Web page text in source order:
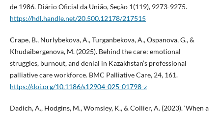
de 1986. Diário Oficial da União, Seção 1(119), 9273-9275.
https://hdl.handle.net/20.500.12178/217515
Crape, B., Nurlybekova, A., Turganbekova, A., Ospanova, G., &
Khudaibergenova, M. (2025). Behind the care: emotional
struggles, burnout, and denial in Kazakhstan’s professional
palliative care workforce. BMC Palliative Care, 24, 161.
https://doi.org/10.1186/s12904-025-01798-z
Dadich, A., Hodgins, M., Womsley, K., & Collier, A. (2023). ‘When a